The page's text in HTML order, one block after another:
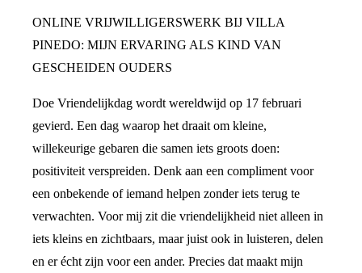
ONLINE VRIJWILLIGERSWERK BIJ VILLA
PINEDO: MIJN ERVARING ALS KIND VAN
GESCHEIDEN OUDERS
Doe Vriendelijkdag wordt wereldwijd op 17 februari
gevierd. Een dag waarop het draait om kleine,
willekeurige gebaren die samen iets groots doen:
positiviteit verspreiden. Denk aan een compliment voor
een onbekende of iemand helpen zonder iets terug te
verwachten. Voor mij zit die vriendelijkheid niet alleen in
iets kleins en zichtbaars, maar juist ook in luisteren, delen
en er écht zijn voor een ander. Precies dat maakt mijn